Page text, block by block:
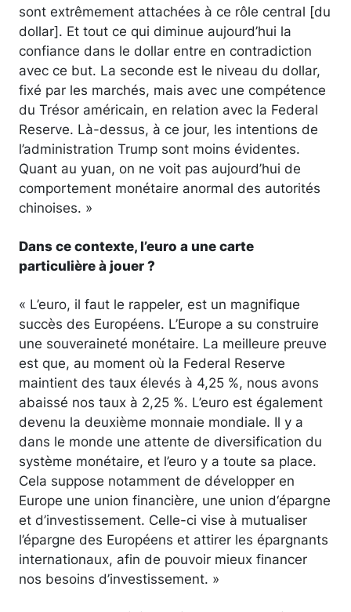
sont extrêmement attachées à ce rôle central [du
dollar]. Et tout ce qui diminue aujourd’hui la
confiance dans le dollar entre en contradiction
avec ce but. La seconde est le niveau du dollar,
fixé par les marchés, mais avec une compétence
du Trésor américain, en relation avec la Federal
Reserve. Là-dessus, à ce jour, les intentions de
l’administration Trump sont moins évidentes.
Quant au yuan, on ne voit pas aujourd’hui de
comportement monétaire anormal des autorités
chinoises. »
Dans ce contexte, l’euro a une carte
particulière à jouer ?
« L’euro, il faut le rappeler, est un magnifique
succès des Européens. L’Europe a su construire
une souveraineté monétaire. La meilleure preuve
est que, au moment où la Federal Reserve
maintient des taux élevés à 4,25 %, nous avons
abaissé nos taux à 2,25 %. L’euro est également
devenu la deuxième monnaie mondiale. Il y a
dans le monde une attente de diversification du
système monétaire, et l’euro y a toute sa place.
Cela suppose notamment de développer en
Europe une union financière, une union d‘épargne
et d’investissement. Celle-ci vise à mutualiser
l’épargne des Européens et attirer les épargnants
internationaux, afin de pouvoir mieux financer
nos besoins d’investissement. »